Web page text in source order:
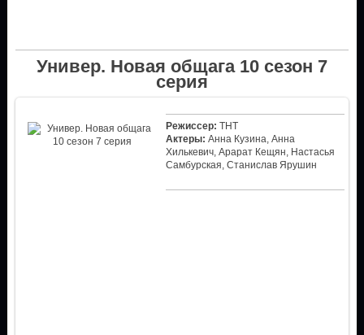
Универ. Новая общага 10 сезон 7
серия
Режиссер: ТНТ
Актеры: Анна Кузина, Анна
Хилькевич, Арарат Кещян, Настасья
Самбурская, Станислав Ярушин